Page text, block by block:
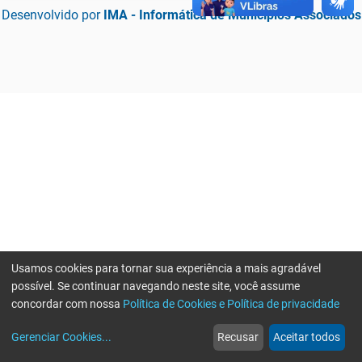
Desenvolvido por IMA - Informática de Municípios Associados
web
Notícias
more_horiz
Mais
Usamos cookies para tornar sua experiência a mais agradável
possível. Se continuar navegando neste site, você assume
concordar com nossa Política de Cookies e Política de privacidade
Gerenciar Cookies... Recusar Aceitar todos
Erro ao enviar informações, por favor tente novamente